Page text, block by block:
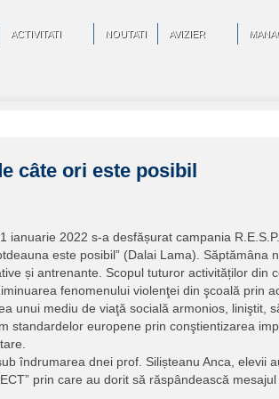
ACTIVITATI NOUTATI AVIZIER
câte ori este posibil
ianuarie 2022 s-a desfășurat campania
este posibil” (Dalai Lama). Săptămâna
și antrenante. Scopul tuturor activităților din
fenomenului violenţei din şcoală prin
unui mediu de viaţă socială armonios, liniştit,
standardelor europene prin conştientizarea
îndrumarea dnei prof. Silișteanu Anca, elevii
prin care au dorit să răspândească